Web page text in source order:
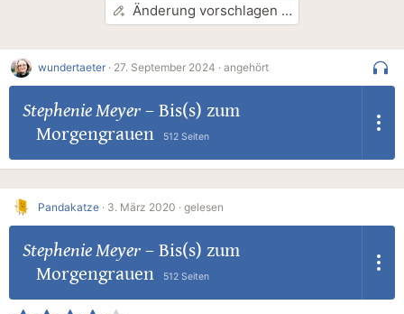
Änderung vorschlagen …
wundertaeter · 27. September 2024 · angehört
Stephenie Meyer– Bis(s) zum
Morgengrauen
512 Seiten
Pandakatze · 3. März 2020 · gelesen
Stephenie Meyer– Bis(s) zum
Morgengrauen
512 Seiten